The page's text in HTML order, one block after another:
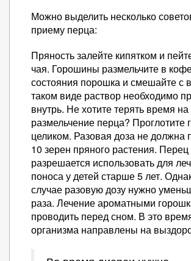
Можно выделить несколько
приему перца:
Пряность залейте кипятком и
чая. Горошины размельчите в
состояния порошка и смешайте с
таком виде раствор необходимо
внутрь. Не хотите терять время на
размельчение перца? Проглотите
целиком. Разовая доза не должна
10 зерен пряного растения. Перец
разрешается использовать для
поноса у детей старше 5 лет.
случае разовую дозу нужно
раза. Лечение ароматными
проводить перед сном. В это
организма направлены на